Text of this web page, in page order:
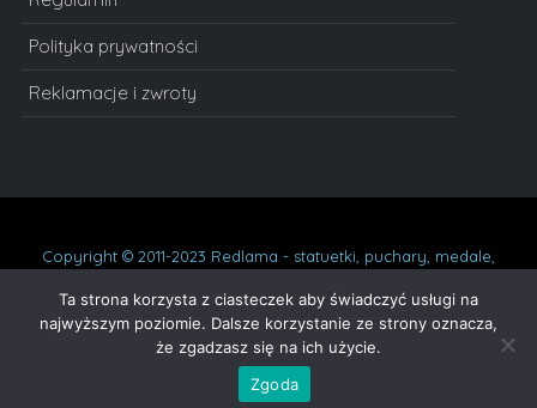
Polityka prywatności
Reklamacje i zwroty
Copyright © 2011-2023 Redlama - statuetki, puchary, medale,
oskary. Wszelkie prawa zastrzeżone.
Ta strona korzysta z ciasteczek aby świadczyć usługi na
najwyższym poziomie. Dalsze korzystanie ze strony oznacza,
że zgadzasz się na ich użycie.
Zgoda